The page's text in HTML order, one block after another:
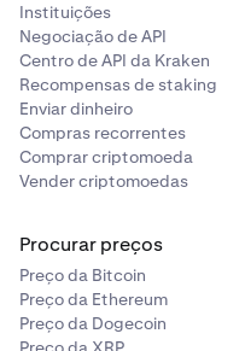
Instituições
Negociação de API
Centro de API da Kraken
Recompensas de staking
Enviar dinheiro
Compras recorrentes
Comprar criptomoeda
Vender criptomoedas
Procurar preços
Preço da Bitcoin
Preço da Ethereum
Preço da Dogecoin